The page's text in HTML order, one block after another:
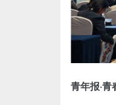
青年报·